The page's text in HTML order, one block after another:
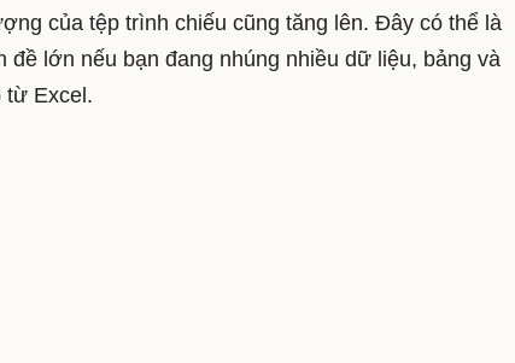
của tệp trình chiếu cũng tăng lên. Đây có thể là
đề lớn nếu bạn đang nhúng nhiều dữ liệu, bảng và
từ Excel.